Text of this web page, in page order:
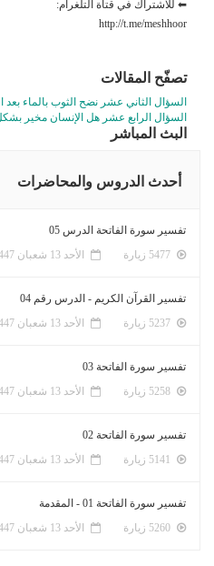
⬅ للاشتراك في قتاة التلغرام:
http://t.me/meshhoor
تصفّح المقالات
السؤال الثاني عشر نضح الثوب بالماء
السؤال الرابع عشر هل الإنسان مخير
البث المباشر
أحدث الدروس والمحاضرات
تفسير سورة الفاتحة الدرس 05
الأحد 13 شعبان 1447ﻫ 1-2-2026م
تفسير القرآن الكريم - الدرس رقم 04
الأحد 13 شعبان 1447ﻫ 1-2-2026م
تفسير سورة الفاتحة 03
الأحد 13 شعبان 1447ﻫ 1-2-2026م
تفسير سورة الفاتحة 02
الأحد 13 شعبان 1447ﻫ 1-2-2026م
تفسير سورة الفاتحة 01 - المقدمة
الأحد 13 شعبان 1447ﻫ 1-2-2026م